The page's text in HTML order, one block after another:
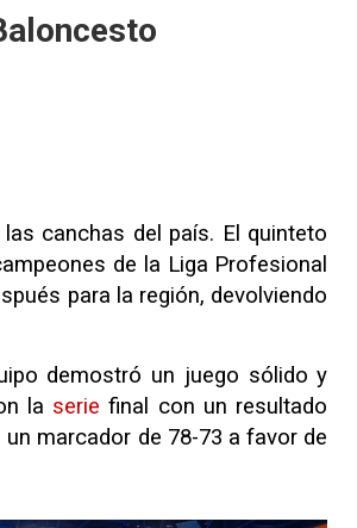
canchas del país. El quinteto
de la Liga Profesional
para la región, devolviendo
demostró un juego sólido y
la serie final con un resultado
marcador de 78-73 a favor de